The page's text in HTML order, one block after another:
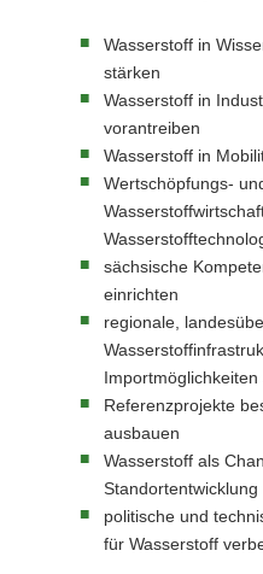
Wasserstoff in
stärken
Wasserstoff in
vorantreiben
Wasserstoff in
Wertschöpfungs-
sächsische
einrichten
regionale,
Importmöglichkeiten
Referenzprojekte
ausbauen
Wasserstoff als
Standortentwicklung
politische und
für Wasserstoff